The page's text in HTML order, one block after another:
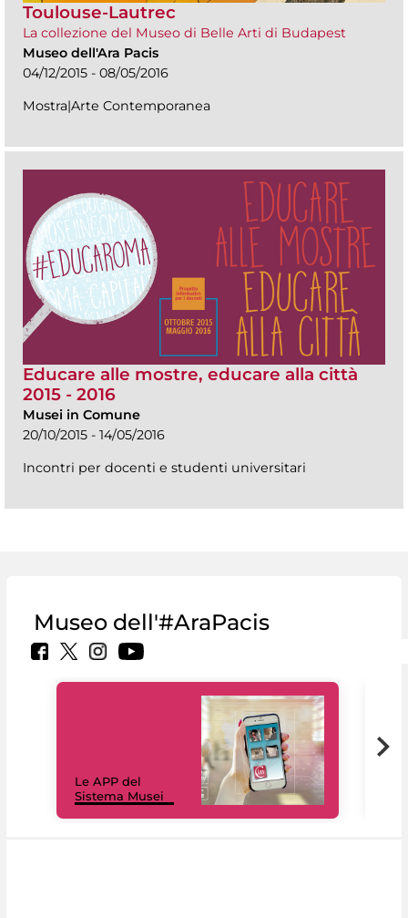
Toulouse-Lautrec
La collezione del Museo di Belle Arti di Budapest
Museo dell'Ara Pacis
04/12/2015 - 08/05/2016
Mostra|Arte Contemporanea
Educare alle mostre, educare alla città
2015 - 2016
Musei in Comune
20/10/2015 - 14/05/2016
Incontri per docenti e studenti universitari
Museo dell'#AraPacis
Le APP del
Sistema Musei